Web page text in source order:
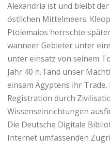
Alexandria ist und bleibt
östlichen Mittelmeers.
Ptolemaios herrschte
wanneer Gebieter unter
unter einsatz von seinem
Jahr 40 n. Fand unser
einsam Ägyptens ihr
Registration durch
Wissenseinrichtungen
Die Deutsche Digitale
Internet umfassenden